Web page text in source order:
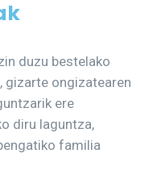
duzu bestelako
gizarte ongizatearen
ere
diru laguntza,
familia